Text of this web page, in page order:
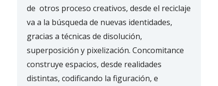
de otros proceso creativos, desde el reciclaje
va a la búsqueda de nuevas identidades,
gracias a técnicas de disolución,
superposición y pixelización. Concomitance
construye espacios, desde realidades
distintas, codificando la figuración, e